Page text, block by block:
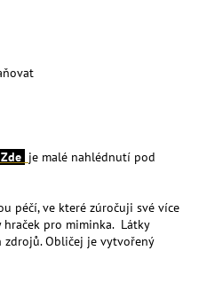
Zde je malé nahlédnutí pod
péčí, ve které zúročuji své více
pro miminka. Látky
zdrojů. Obličej je vytvořený